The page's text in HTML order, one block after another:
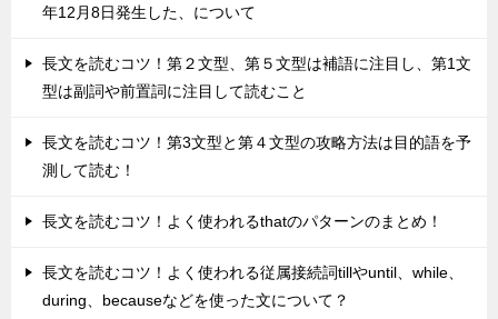
年12月8日発生した、について
長文を読むコツ！第２文型、第５文型は補語に注目し、第1文
型は副詞や前置詞に注目して読むこと
長文を読むコツ！第3文型と第４文型の攻略方法は目的語を予
測して読む！
長文を読むコツ！よく使われるthatのパターンのまとめ！
長文を読むコツ！よく使われる従属接続詞tillやuntil、while、
during、becauseなどを使った文について？